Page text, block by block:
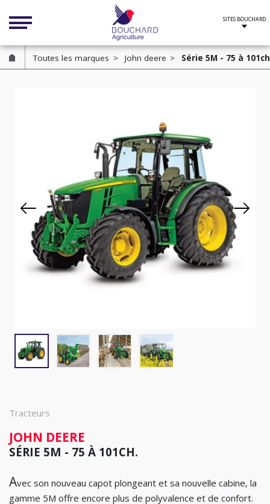
Toutes les marques John deere Série 5M - 75 à
Tracteurs
JOHN DEERE
SÉRIE 5M - 75 À 101CH.
Avec son nouveau capot plongeant et sa nouvelle cabine, la
gamme 5M offre encore plus de polyvalence et de confort.